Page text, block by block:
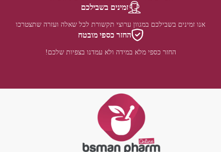
זמינים בשבילכם
אנו זמינים בשבילכם במגוון ערוצי תקשורת לכל שאלה ועזרה שתצטרכו
החזר כספי מובטח
החזר כספי מלא במידה ולא עמדנו בצפיות שלכם!